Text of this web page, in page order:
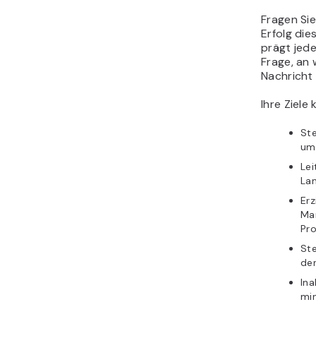
Fragen
Erfolg
prägt
Frage, an
Nachricht
Ihre Ziele